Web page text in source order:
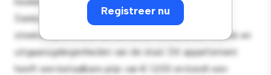
Registreer nu
Dankzij de toplocatie bevind je je op slechts een
steenworp afstand van de beste restaurants, winkels en
uitgaansgelegenheden van de stad. Dit appartement
heeft een betaalbare prijs van € 1.200 en biedt een